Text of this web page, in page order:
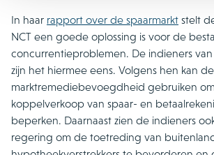
In haar rapport over de spaarmarkt stelt
NCT een goede oplossing is voor de
concurrentieproblemen. De indieners
zijn het hiermee eens. Volgens hen kan
marktremediebevoegdheid gebruiken
koppelverkoop van spaar- en
beperken. Daarnaast zien de indieners
regering om de toetreding van